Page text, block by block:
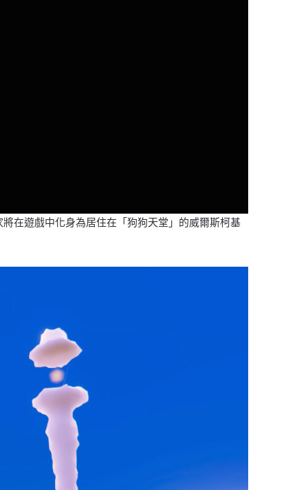
在遊戲中化身為居住在「狗狗天堂」的威爾斯柯基